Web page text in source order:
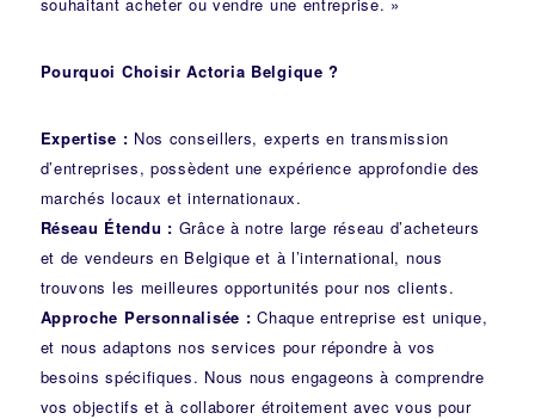
Pourquoi Choisir Actoria Belgique ?
Expertise : Nos conseillers, experts en transmission
d’entreprises, possèdent une expérience approfondie des
marchés locaux et internationaux.
Réseau Étendu : Grâce à notre large réseau d’acheteurs
et de vendeurs en Belgique et à l’international, nous
trouvons les meilleures opportunités pour nos clients.
Approche Personnalisée : Chaque entreprise est unique,
et nous adaptons nos services pour répondre à vos
besoins spécifiques. Nous nous engageons à comprendre
vos objectifs et à collaborer étroitement avec vous pour